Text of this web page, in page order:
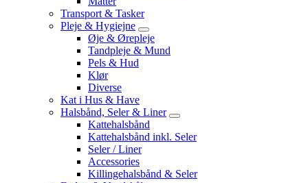
Transport & Tasker
Pleje & Hygiejne
Øje & Ørepleje
Tandpleje & Mund
Pels & Hud
Klør
Diverse
Kat i Hus & Have
Halsbånd, Seler & Liner
Kattehalsbånd
Kattehalsbånd inkl. Seler
Seler / Liner
Accessories
Killingehalsbånd & Seler